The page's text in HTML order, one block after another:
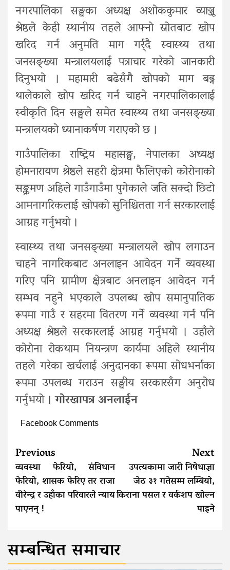
नगरपालिका सङ्घका अध्यक्ष अशोककुमार व्याञ्जू
श्रेष्ठले केही स्थानीय तहले आफ्नो स्रोतबाट खोप
खरिद गर्न अनुमति माग गर्र्दै स्वास्थ्य तथा
जनसङ्ख्या मन्त्रालयलाई पत्राचार गरेको जानकारी
दिनुभयो । महामारी बढेसँगै खोपको माग बढ्न
थालेकाले खोप खरिद गर्न चाहने नगरपालिकालाई
स्वीकृति दिन सङ्घले समेत स्वास्थ्य तथा जनसङ्ख्या
मन्त्रालयको ध्यानाकर्षण गराएको छ ।
गाउँपालिका राष्ट्रिय महासङ्घ, नेपालका अध्यक्ष
होमनारायण श्रेष्ठले सहरी क्षेत्रमा फैलिएको कोरोनाको
सङ्क्रमण अहिले गाउँगाउँमा पुगेकाले जति सक्दो छिटो
आमनागरिकलाई खोपको सुनिश्चितता गर्न सरकारलाई
आग्रह गर्नुभयो ।
स्वास्थ्य तथा जनसङ्ख्या मन्त्रालयले खोप लगाउन
चाहने नागरिकबाट अनलाइन आवेदन गर्ने व्यवस्था
गरिए पनि ग्रामीण क्षेत्रबाट अनलाइन आवेदन गर्न
सम्भव नहुने भएकाले उपलब्ध खोप समानुपातिक
रूपमा गाउँ र सहरमा वितरण गर्ने व्यवस्था गर्न पनि
अध्यक्ष श्रेष्ठले सरकारलाई आग्रह गर्नुभयो । उहाँले
कोरोना रोकथाम नियन्त्रण कार्यमा अहिले स्थानीय
तहले गरेका खर्चलाई अनुदानका रूपमा सोधभर्नाका
रूपमा उपलब्ध गराउन सङ्घीय सरकारसँग अनुरोध
गर्नुभयो ।गोरखापत्र अनलाईन
Facebook Comments
Continue
Reading
Previous
व्यवस्था फेरियो, संविधान
फेरियो, शासक फेरिए तर राजा
वीरेन्द्र र उहाँका परिवारले न्याय
पाएनन् !
Next
उपत्यकामा जारी निषेधाज्ञा
जेठ ३१ गतेसम्म लम्बियो,
किराना पसल र वर्कशप खोल्न
पाइने
सम्बन्धित समाचार